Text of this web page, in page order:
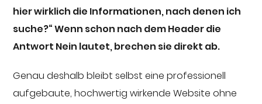
hier wirklich die Informationen, nach denen ich
suche?“ Wenn schon nach dem Header die
Antwort Nein lautet, brechen sie direkt ab.
Genau deshalb bleibt selbst eine professionell
aufgebaute, hochwertig wirkende Website ohne